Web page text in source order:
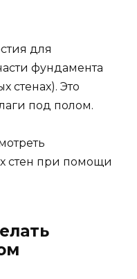
для
фундамента
стенах). Это
под полом.
стен при помощи